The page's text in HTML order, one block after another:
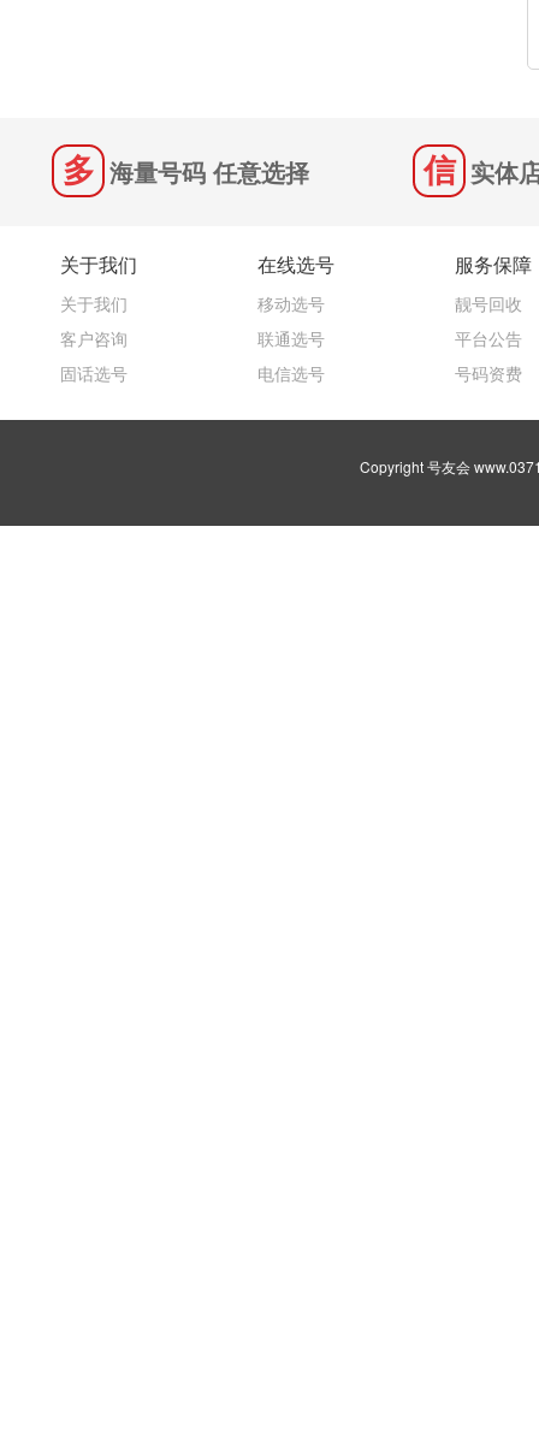
海量号码 任意选择 实体
关于我们
关于我们
客户咨询
固话选号
在线选号
移动选号
联通选号
电信选号
服务保障
靓号回收
平台公告
号码资费
Copyright 号友会